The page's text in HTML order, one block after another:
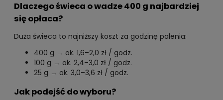
Dlaczego świeca o wadze 400 g najbardziej
się opłaca?
Duża świeca to najniższy koszt za godzinę palenia:
400 g → ok. 1,6–2,0 zł / godz.
100 g → ok. 2,4–3,0 zł / godz.
25 g → ok. 3,0–3,6 zł / godz.
Jak podejść do wyboru?